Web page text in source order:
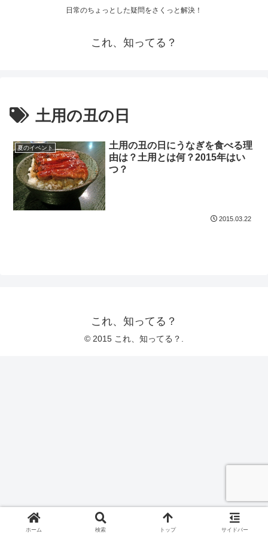
日常のちょっとした疑問をさくっと解決！
これ、知ってる？
土用の丑の日
夏のイベント
土用の丑の日にうなぎを食べる理
由は？土用とは何？2015年はい
つ？
2015.03.22
これ、知ってる？
© 2015 これ、知ってる？.
ホーム 検索 トップ サイドバー